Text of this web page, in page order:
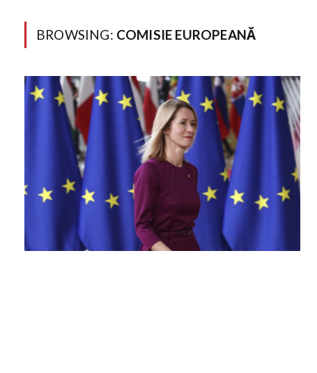
BROWSING: COMISIE EUROPEANĂ